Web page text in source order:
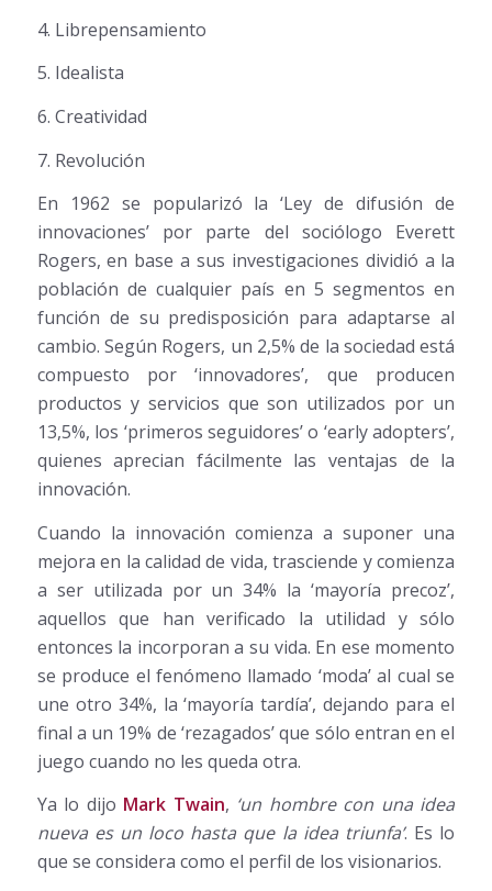
4. Librepensamiento
5. Idealista
6. Creatividad
7. Revolución
En 1962 se popularizó la ‘Ley de difusión de
innovaciones’ por parte del sociólogo Everett
Rogers, en base a sus investigaciones dividió a la
población de cualquier país en 5 segmentos en
función de su predisposición para adaptarse al
cambio. Según Rogers, un 2,5% de la sociedad está
compuesto por ‘innovadores’, que producen
productos y servicios que son utilizados por un
13,5%, los ‘primeros seguidores’ o ‘early adopters’,
quienes aprecian fácilmente las ventajas de la
innovación.
Cuando la innovación comienza a suponer una
mejora en la calidad de vida, trasciende y comienza
a ser utilizada por un 34% la ‘mayoría precoz’,
aquellos que han verificado la utilidad y sólo
entonces la incorporan a su vida. En ese momento
se produce el fenómeno llamado ‘moda’ al cual se
une otro 34%, la ‘mayoría tardía’, dejando para el
final a un 19% de ‘rezagados’ que sólo entran en el
juego cuando no les queda otra.
Ya lo dijo Mark Twain, ‘un hombre con una idea
nueva es un loco hasta que la idea triunfa’. Es lo
que se considera como el perfil de los visionarios.